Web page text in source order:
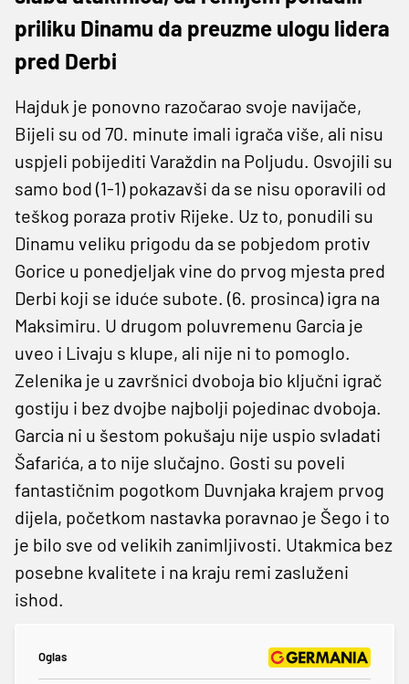
priliku Dinamu da preuzme ulogu lidera
pred Derbi
Hajduk je ponovno razočarao svoje navijače,
Bijeli su od 70. minute imali igrača više, ali nisu
uspjeli pobijediti Varaždin na Poljudu. Osvojili su
samo bod (1-1) pokazavši da se nisu oporavili od
teškog poraza protiv Rijeke. Uz to, ponudili su
Dinamu veliku prigodu da se pobjedom protiv
Gorice u ponedjeljak vine do prvog mjesta pred
Derbi koji se iduće subote. (6. prosinca) igra na
Maksimiru. U drugom poluvremenu Garcia je
uveo i Livaju s klupe, ali nije ni to pomoglo.
Zelenika je u završnici dvoboja bio ključni igrač
gostiju i bez dvojbe najbolji pojedinac dvoboja.
Garcia ni u šestom pokušaju nije uspio svladati
Šafarića, a to nije slučajno. Gosti su poveli
fantastičnim pogotkom Duvnjaka krajem prvog
dijela, početkom nastavka poravnao je Šego i to
je bilo sve od velikih zanimljivosti. Utakmica bez
posebne kvalitete i na kraju remi zasluženi
ishod.
Oglas